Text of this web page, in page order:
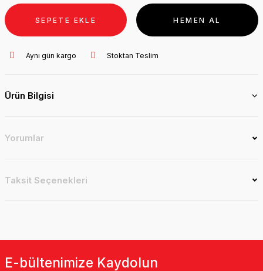
SEPETE EKLE HEMEN AL
Aynı gün kargo Stoktan Teslim
Ürün Bilgisi
Yorumlar
Taksit Seçenekleri
E-bültenimize Kaydolun